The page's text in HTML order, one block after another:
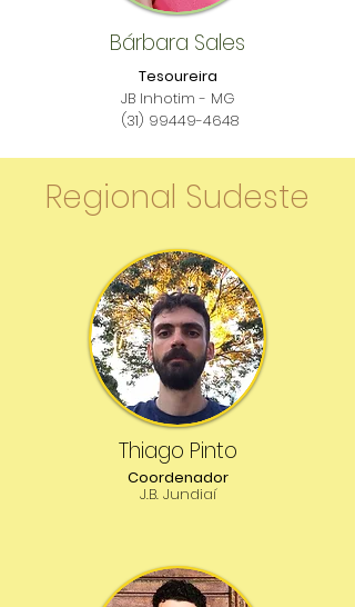
Bárbara Sales
Tesoureira
JB Inhotim - MG
(31) 99449-4648
Regional Sudeste
Thiago Pinto
Coordenador
J.B. Jundiaí